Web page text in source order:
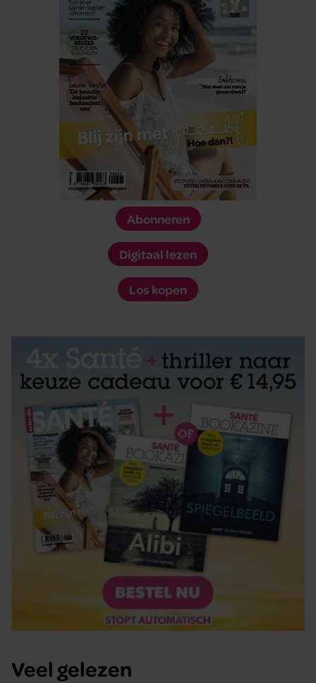
Abonneren
Digitaal lezen
Los kopen